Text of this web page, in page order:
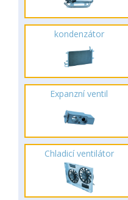
kondenzátor
Expanzní ventil
Chladicí ventilátor